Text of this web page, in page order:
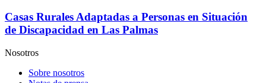
Casas Rurales Adaptadas a Personas en Situación
de Discapacidad en Las Palmas
Nosotros
Sobre nosotros